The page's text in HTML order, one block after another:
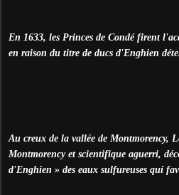
En 1633, les Princes de Condé firent
en raison du titre de ducs d'Enghien
Au creux de la vallée de Montmorency,
Montmorency et scientifique aguerri,
d'Enghien » des eaux sulfureuses qui